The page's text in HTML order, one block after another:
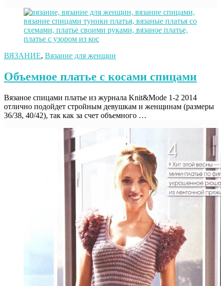
ВЯЗАНИЕ, Вязание для женщин
Объемное платье с косами спицами
Вязаное спицами платье из журнала Knit&Mode 1-2 2014
отлично подойдет стройным девушкам и женщинам (размеры
36/38, 40/42), так как за счет объемного …